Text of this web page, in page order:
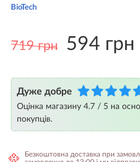
BioTech
719 грн 594 грн
Дуже добре
Оцінка магазину 4.7 / 5 на
покупців.
Безкоштовна доставка при